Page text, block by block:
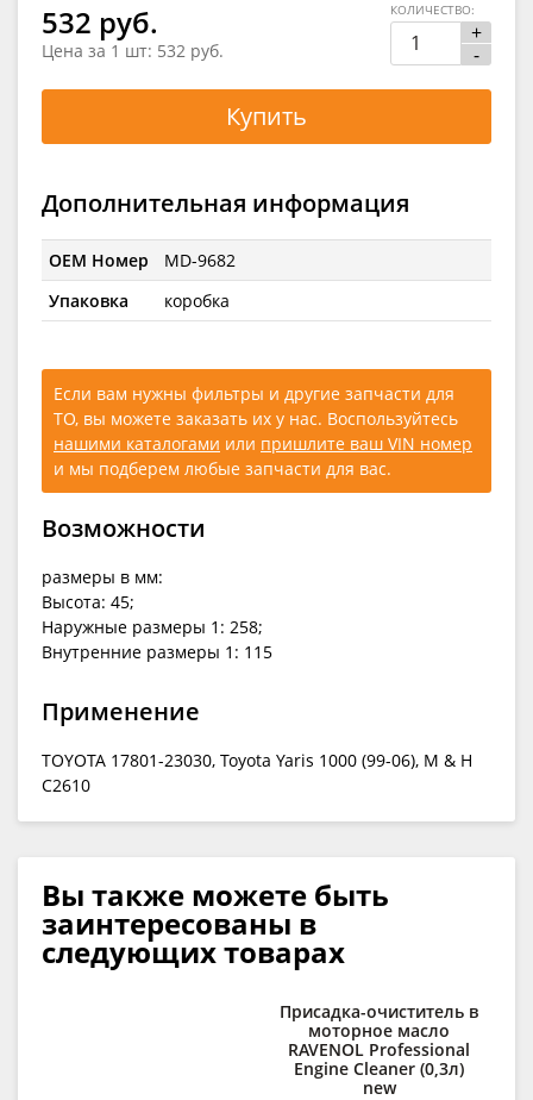
532 руб.
Цена за 1 шт: 532 руб.
+
-
КОЛИЧЕСТВО:
Купить
Дополнительная информация
OEM Номер
MD-9682
Упаковка
коробка
Если вам нужны фильтры и другие запчасти для
ТО, вы можете заказать их у нас. Воспользуйтесь
нашими каталогами или пришлите ваш VIN номер
и мы подберем любые запчасти для вас.
Возможности
размеры в мм:
Высота: 45;
Наружные размеры 1: 258;
Внутренние размеры 1: 115
Применение
TOYOTA 17801-23030, Toyota Yaris 1000 (99-06), M & H
C2610
Вы также можете быть
заинтересованы в
следующих товарах
Присадка-очиститель в
моторное масло
RAVENOL Professional
Engine Cleaner (0,3л)
new